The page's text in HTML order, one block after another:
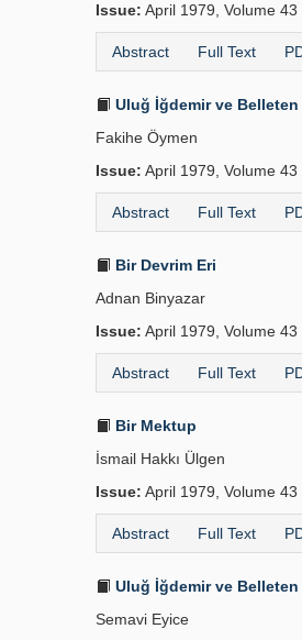
Issue: April 1979, Volume
Abstract Full Text
Uluğ İğdemir ve Belleten
Fakihe Öymen
Issue: April 1979, Volume
Abstract Full Text
Bir Devrim Eri
Adnan Binyazar
Issue: April 1979, Volume
Abstract Full Text
Bir Mektup
İsmail Hakkı Ülgen
Issue: April 1979, Volume
Abstract Full Text
Uluğ İğdemir ve Belleten
Semavi Eyice